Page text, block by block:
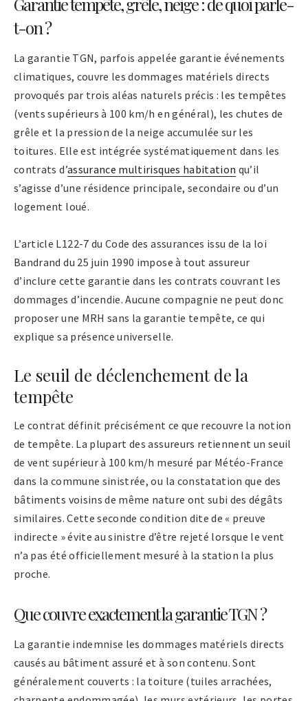
Garantie tempête, grêle, neige : de quoi parle-
t-on ?
La garantie TGN, parfois appelée garantie événements
climatiques, couvre les dommages matériels directs
provoqués par trois aléas naturels précis : les tempêtes
(vents supérieurs à 100 km/h en général), les chutes de
grêle et la pression de la neige accumulée sur les
toitures. Elle est intégrée systématiquement dans les
contrats d’assurance multirisques habitation qu’il
s’agisse d’une résidence principale, secondaire ou d’un
logement loué.
L’article L122-7 du Code des assurances issu de la loi
Bandrand du 25 juin 1990 impose à tout assureur
d’inclure cette garantie dans les contrats couvrant les
dommages d’incendie. Aucune compagnie ne peut donc
proposer une MRH sans la garantie tempête, ce qui
explique sa présence universelle.
Le seuil de déclenchement de la
tempête
Le contrat définit précisément ce que recouvre la notion
de tempête. La plupart des assureurs retiennent un seuil
de vent supérieur à 100 km/h mesuré par Météo-France
dans la commune sinistrée, ou la constatation que des
bâtiments voisins de même nature ont subi des dégâts
similaires. Cette seconde condition dite de « preuve
indirecte » évite au sinistre d’être rejeté lorsque le vent
n’a pas été officiellement mesuré à la station la plus
proche.
Que couvre exactement la garantie TGN ?
La garantie indemnise les dommages matériels directs
causés au bâtiment assuré et à son contenu. Sont
généralement couverts : la toiture (tuiles arrachées,